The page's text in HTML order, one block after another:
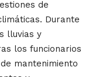
de
Durante
lluvias y
los funcionarios
mantenimiento